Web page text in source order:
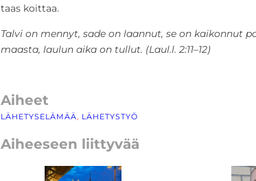
taas koittaa.
Talvi on mennyt, sade on laannut, se on kaikonnut
maasta, laulun aika on tullut. (Laul.l. 2:11–12)
Aiheet
LÄHETYSELÄMÄÄ LÄHETYSTYÖ
Aiheeseen liittyvää